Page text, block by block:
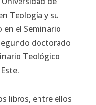
Teología y su
el Seminario
doctorado
Teológico
libros, entre ellos